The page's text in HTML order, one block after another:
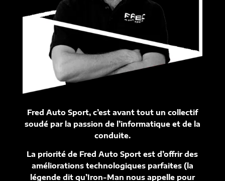
Fred Auto Sport, c’est avant tout un collectif
soudé par la passion de l’informatique et de la
conduite.
La priorité de Fred Auto Sport est d’offrir des
améliorations technologiques parfaites (la
légende dit qu’Iron-Man nous appelle pour